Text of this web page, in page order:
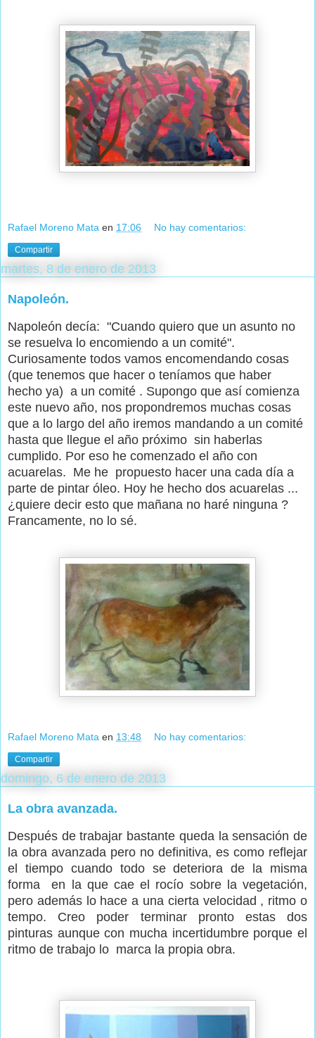
Rafael Moreno Mata en 17:06 No hay comentarios:
Compartir
martes, 8 de enero de 2013
Napoleón.
Napoleón decía: "Cuando quiero que un asunto no
se resuelva lo encomiendo a un comité".
Curiosamente todos vamos encomendando cosas
(que tenemos que hacer o teníamos que haber
hecho ya) a un comité . Supongo que así comienza
este nuevo año, nos propondremos muchas cosas
que a lo largo del año iremos mandando a un comité
hasta que llegue el año próximo sin haberlas
cumplido. Por eso he comenzado el año con
acuarelas. Me he propuesto hacer una cada día a
parte de pintar óleo. Hoy he hecho dos acuarelas ...
¿quiere decir esto que mañana no haré ninguna ?
Francamente, no lo sé.
Rafael Moreno Mata en 13:48 No hay comentarios:
Compartir
domingo, 6 de enero de 2013
La obra avanzada.
Después de trabajar bastante queda la sensación de
la obra avanzada pero no definitiva, es como reflejar
el tiempo cuando todo se deteriora de la misma
forma en la que cae el rocío sobre la vegetación,
pero además lo hace a una cierta velocidad , ritmo o
tempo. Creo poder terminar pronto estas dos
pinturas aunque con mucha incertidumbre porque el
ritmo de trabajo lo marca la propia obra.